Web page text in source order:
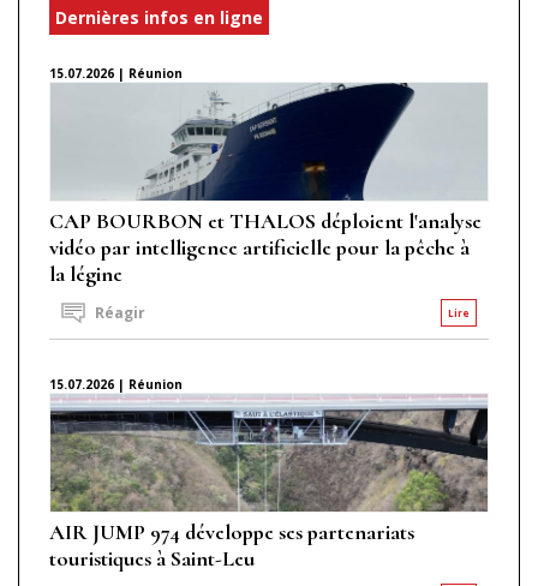
Dernières infos en ligne
15.07.2026 | Réunion
CAP BOURBON et THALOS déploient l'analyse
vidéo par intelligence artificielle pour la pêche à
la légine
Lire
Réagir
15.07.2026 | Réunion
AIR JUMP 974 développe ses partenariats
touristiques à Saint-Leu